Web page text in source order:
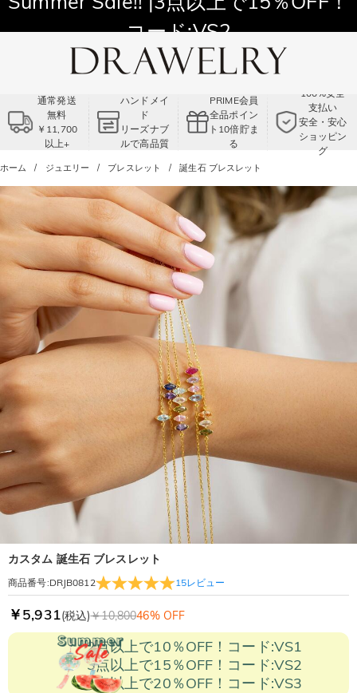
11,700円以上通常配送無料！
Summer Sale!! |3点以上で15％OFF！
コード:VS2
通常発送
無料
￥11,700
以上+
ハンドメイ
ド
リーズナブ
ルで高品質
PRIME会員
全品ポイン
ト10倍貯ま
る
100%安全
支払い
安全・安心
ショッピン
グ
ホーム ジュエリー ブレスレット 誕生石 ブレスレット
カスタム 誕生石 ブレスレット
商品番号:DRJB0812 15レビュー
￥5,931(税込)￥10,80046% OFF
2点以上で10％OFF！コード:VS1
3点以上で15％OFF！コード:VS2
5点以上で20％OFF！コード:VS3